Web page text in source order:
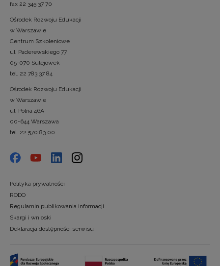
fax 22 345 37 70
Ośrodek Rozwoju Edukacji
w Warszawie
Centrum Szkoleniowe
ul. Paderewskiego 77
05-070 Sulejówek
tel. 22 783 37 84
Ośrodek Rozwoju Edukacji
w Warszawie
ul. Polna 46A
00-644 Warszawa
tel. 22 570 83 00
Polityka prywatności
RODO
Regulamin publikowania informacji
Skargi i wnioski
Deklaracja dostępności serwisu